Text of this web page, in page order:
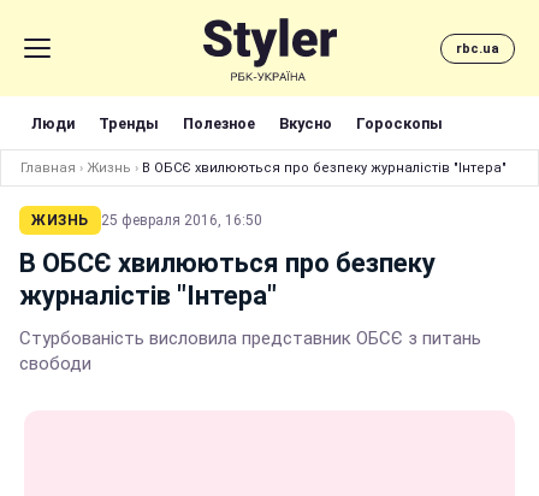
rbc.ua
Люди Тренды Полезное Вкусно Гороскопы
Главная › Жизнь › В ОБСЄ хвилюються про безпеку журналістів "Інтера"
ЖИЗНЬ 25 февраля 2016, 16:50
В ОБСЄ хвилюються про безпеку
журналістів "Інтера"
Стурбованість висловила представник ОБСЄ з питань
свободи